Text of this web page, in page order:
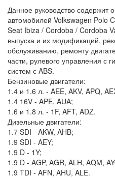
Данное руководство содержит
автомобилей Volkswagen Polo
Seat Ibiza / Cordoba / Cordoba
выпуска и их модификаций,
обслуживанию, ремонту
части, рулевого управления с
систем с ABS.
Бензиновые двигатели:
1.4 и 1.6 л. - AEE, AKV, APQ,
1.4 16V - APE, AUA;
1.6 и 1.8 л. - 1F, AFT, ADZ.
Дизельные двигатели:
1.7 SDI - AKW, AHB;
1.9 SDI - AEY;
1.9 D - 1Y;
1.9 D - AGP, AGR, ALH, AQM,
1.9 TDI - AFN, AHU, ALE.